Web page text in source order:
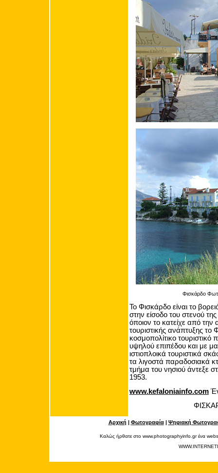
Φισκάρδο
Το Φισκάρδο είναι το
στην είσοδο του στενού
όποιον το κατείχε από την
τουριστικής ανάπτυξης το
κοσμοπολίτικο τουριστικό
υψηλού επιπέδου και με
ιστιοπλοικά τουριστικά
τα λιγοστά παραδοσιακά
τμήμα του νησιού άντεξε
1953.
www.kefaloniainfo.com
Αρχική | Φωτογραφία| Ψηφιακή
Καλώς ήρθατε στο www.photographyinfo.gr ένα